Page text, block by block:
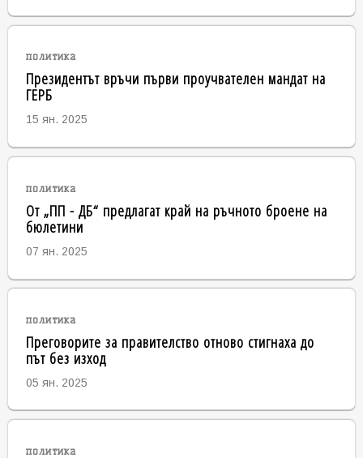
политика
Президентът връчи първи проучвателен мандат на
ГЕРБ
15 ян. 2025
политика
От „ПП - ДБ“ предлагат край на ръчното броене на
бюлетини
07 ян. 2025
политика
Преговорите за правителство отново стигнаха до
път без изход
05 ян. 2025
политика